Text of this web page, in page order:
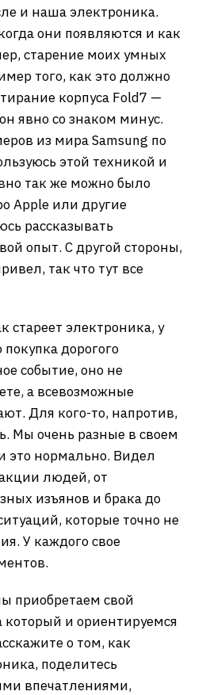
и наша электроника.
они появляются и как
старение моих умных
того, как это должно
корпуса Fold7 —
явно со знаком минус.
из мира Samsung по
этой техникой и
так же можно было
Apple или другие
рассказывать
опыт. С другой стороны,
так что тут все
стареет электроника, у
покупка дорогого
событие, оно не
а всевозможные
Для кого-то, напротив,
Мы очень разные в своем
это нормально. Видел
людей, от
изъянов и брака до
которые точно не
У каждого свое
приобретаем свой
и ориентируемся
о том, как
поделитесь
впечатлениями,